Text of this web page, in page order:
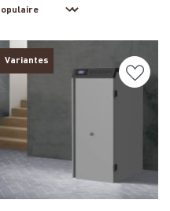
Variantes
Détails